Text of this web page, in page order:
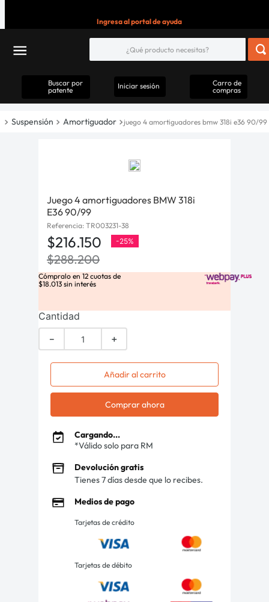
Ingresa al portal de ayuda
Buscar por
patente
Iniciar sesión
Carro de
compras
Suspensión Amortiguador juego 4 amortiguadores bmw 318i e36 90/99
Juego 4 amortiguadores BMW 318i
E36 90/99
Referencia: TR003231-38
$216.150 -25%
$288.200
Cómpralo en 12 cuotas de
$18.013 sin interés
Cantidad
＋
－
Añadir al carrito
Comprar ahora
Cargando...
*Válido solo para RM
Devolución gratis
Tienes 7 días desde que lo recibes.
Medios de pago
Tarjetas de crédito
Tarjetas de débito